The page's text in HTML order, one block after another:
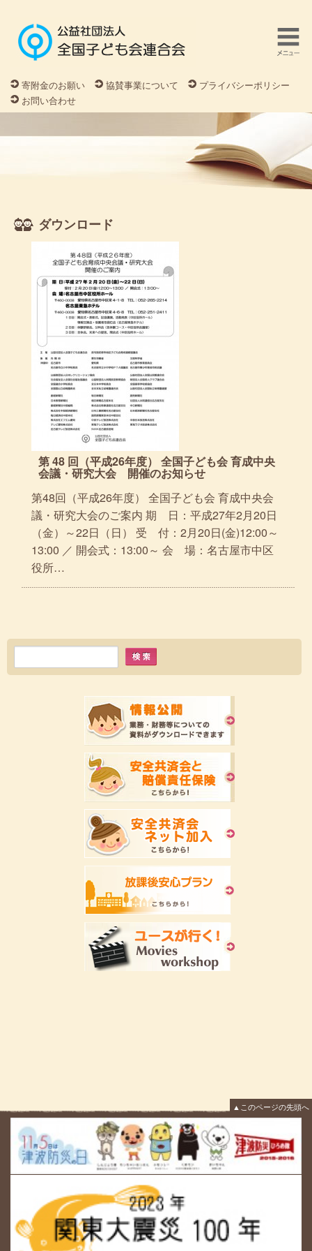
寄附金のお願い 協賛事業について
プライバシーポリシー
お問い合わせ
ダウンロード
第 48 回（平成26年度） 全国子ども会 育成中央
会議・研究大会 開催のお知らせ
第48回（平成26年度） 全国子ども会 育成中央会
議・研究大会のご案内 期 日：平成27年2月20日
（金）～22日（日） 受 付：2月20日(金)12:00～
13:00 ／ 開会式：13:00～ 会 場：名古屋市中区
役所…
▲このページの先頭へ